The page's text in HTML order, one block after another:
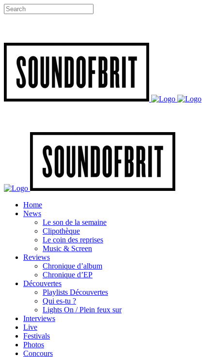
Home
News
Le son de la semaine
Clipothèque
Le coin des reprises
Music & Screen
Reviews
Chronique d’album
Chronique d’EP
Découvertes
Playlists Découvertes
Qui es-tu ?
Lights On / Plein feux sur
Interviews
Live
Festivals
Photos
Concours